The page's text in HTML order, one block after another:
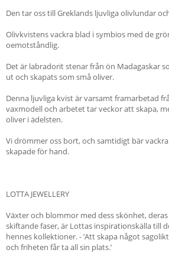
Den tar oss till Greklands ljuvliga olivlundar
Olivkvistens vackra blad i symbios med de
oemotståndlig.
Det är labradorit stenar från ön Madagaskar
ut och skapats som små oliver.
Denna ljuvliga kvist är varsamt framarbetad
vaxmodell och arbetet tar veckor att skapa,
oliver i ädelsten.
Vi drömmer oss bort, och samtidigt bär
skapade för hand.
LOTTA JEWELLERY
Växter och blommor med dess skönhet,
skiftande faser, är Lottas inspirationskälla till
hennes kollektioner. - ’Att skapa något
och friheten får ta all sin plats.’